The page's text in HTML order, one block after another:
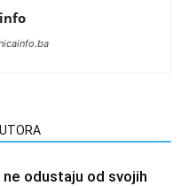
odustaju od svojih